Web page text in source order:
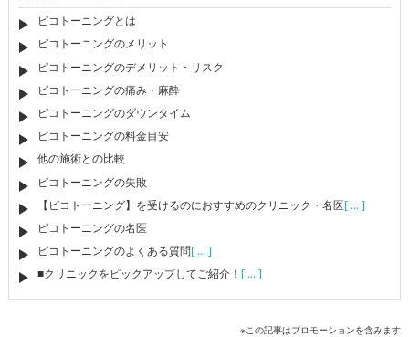
ピコトーニングとは
ピコトーニングのメリット
ピコトーニングのデメリット・リスク
ピコトーニングの痛み・麻酔
ピコトーニングのダウンタイム
ピコトーニングの料金目安
他の施術との比較
ピコトーニングの失敗
【ピコトーニング】を受けるのにおすすめのクリニック・名医[ ... ]
ピコトーニングの名医
ピコトーニングのよくある質問[ ... ]
■クリニックをピックアップしてご紹介！ [ ... ]
※この記事はプロモーションを含みます